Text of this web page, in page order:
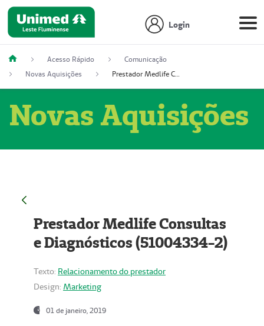
Login
Acesso Rápido
Comunicação
Novas Aquisições
Prestador Medlife Consultas e Diagnósticos (51004334-2)
Novas Aquisições
Prestador Medlife Consultas
e Diagnósticos (51004334-2)
Texto: Relacionamento do prestador
Design: Marketing
01 de janeiro, 2019